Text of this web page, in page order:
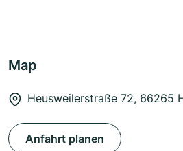
Map
Heusweilerstraße 72, 66265
Anfahrt planen